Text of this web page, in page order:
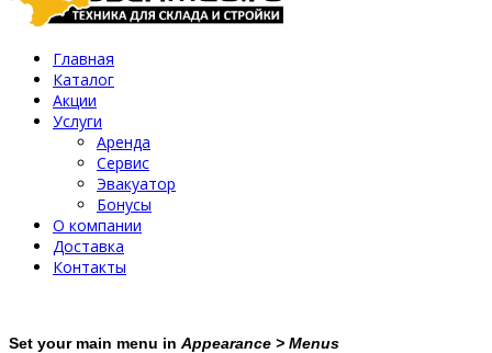
Главная
Каталог
Акции
Услуги
Аренда
Сервис
Эвакуатор
Бонусы
О компании
Доставка
Контакты
Set your main menu in Appearance > Menus